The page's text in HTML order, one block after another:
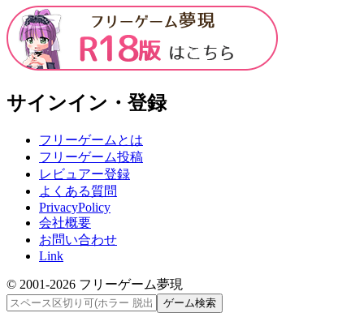
サインイン・登録
フリーゲームとは
フリーゲーム投稿
レビュアー登録
よくある質問
PrivacyPolicy
会社概要
お問い合わせ
Link
© 2001-2026 フリーゲーム夢現